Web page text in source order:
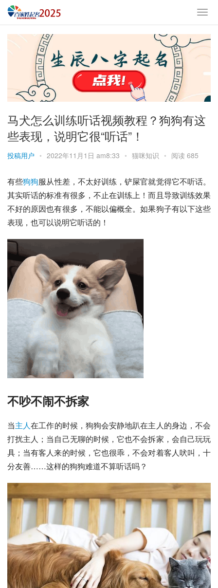
马犬怎么训练听话视频教程？狗狗有这
些表现，说明它很“听话”！
投稿用户 • 2022年11月1日 am8:33 • 猫咪知识 • 阅读 685
有些狗狗服从性差，不太好训练，铲屎官就觉得它不听话。
其实听话的标准有很多，不止在训练上！而且导致训练效果
不好的原因也有很多，不能以偏概全。如果狗子有以下这些
表现，也可以说明它听话的！
不吵不闹不拆家
当主人在工作的时候，狗狗会安静地趴在主人的身边，不会
打扰主人；当自己无聊的时候，它也不会拆家，会自己玩玩
具；当有客人来的时候，它也很乖，不会对着客人吠叫，十
分友善……这样的狗狗难道不算听话吗？